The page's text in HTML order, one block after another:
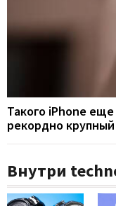
Такого iPhone
рекордно
Внутри